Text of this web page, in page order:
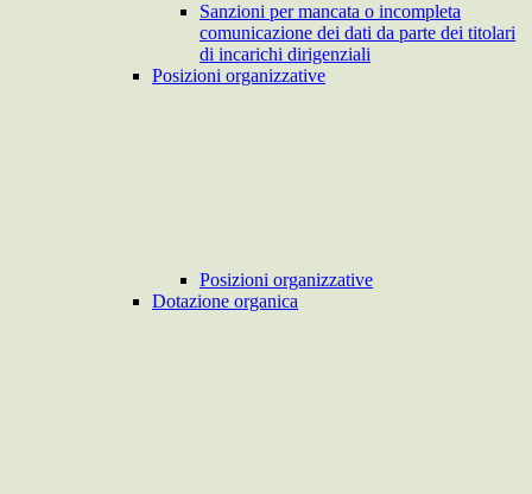
Sanzioni per mancata o incompleta
comunicazione dei dati da parte dei titolari
di incarichi dirigenziali
Posizioni organizzative
Posizioni organizzative
Dotazione organica